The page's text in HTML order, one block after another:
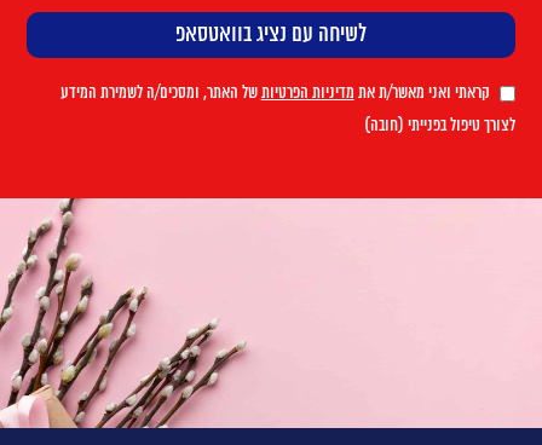
קראתי ואני מאשר/ת את מדיניות הפרטיותשל האתר, ומסכים/ה לשמירת המידע
לצורך טיפול בפנייתי (חובה)